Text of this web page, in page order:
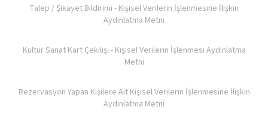
Talep / Şikayet Bildirimi - Kişisel Verilerin İşlenmesine İlişkin
Aydınlatma Metni
Kültür Sanat Kart Çekilişi - Kişisel Verilerin İşlenmesi Aydınlatma
Metni
Rezervasyon Yapan Kişilere Ait Kişisel Verilerin İşlenmesine İlişkin
Aydınlatma Metni